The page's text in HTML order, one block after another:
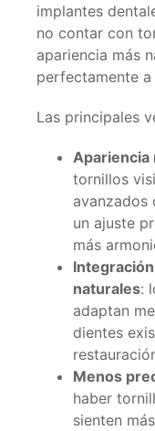
implantes
no contar con
apariencia más
perfectamente a
Las principales
Apariencia
tornillos
avanzados
un ajuste
más
naturales:
adaptan
dientes
Menos
haber
sienten